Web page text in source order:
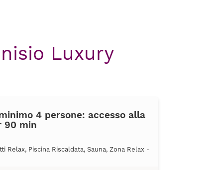
Luxury
minimo 4 persone: accesso alla
90 min
Relax, Piscina Riscaldata, Sauna, Zona Relax -